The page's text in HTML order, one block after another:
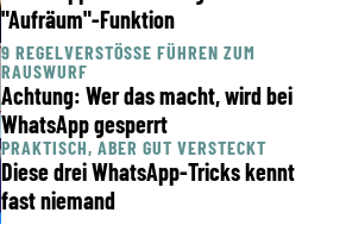
"Aufräum"-Funktion
9 REGELVERSTÖSSE FÜHREN ZUM R
AUSWURF
Achtung: Wer das macht, wird bei
WhatsApp gesperrt
PRAKTISCH, ABER GUT VERSTECKT
Diese drei WhatsApp-Tricks kennt
fast niemand